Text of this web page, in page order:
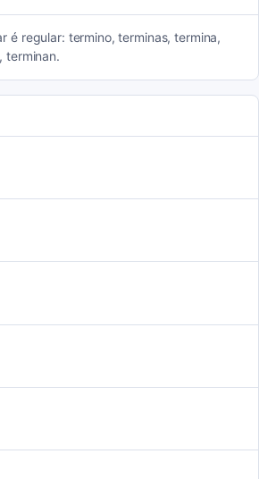
é regular: termino, terminas, termina,
terminan.